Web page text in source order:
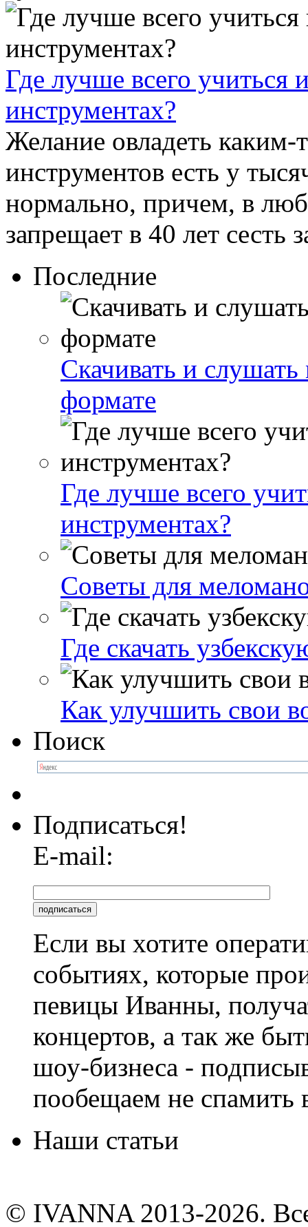
Где лучше всего учиться
инструментах?
Желание овладеть
инструментов есть у
нормально, причем, в
запрещает в 40 лет сесть
Последние
Скачивать и
формате
Где лучше всего
инструментах?
Советы для
Где скачать
Как улучшить свои
Поиск
Подписаться!
E-mail:
Если вы хотите
событиях, которые
певицы Иванны,
концертов, а так же
шоу-бизнеса -
пообещаем не спамить
Наши статьи
© IVANNA 2013-2026.